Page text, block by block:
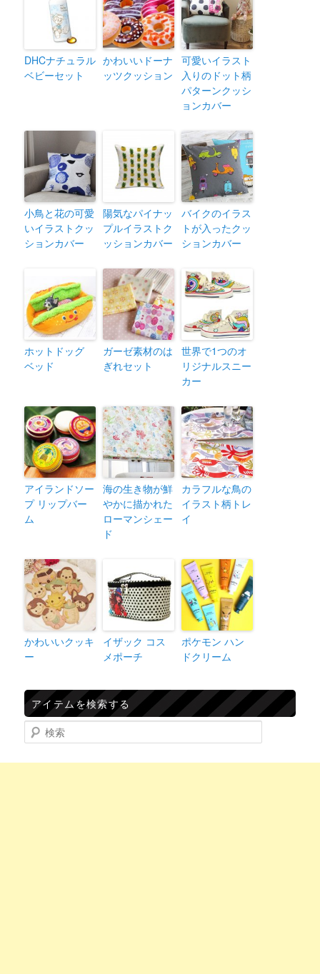
DHCナチュラル
ベビーセット
かわいいドーナ
ッツクッション
可愛いイラスト
入りのドット柄
パターンクッシ
ョンカバー
小鳥と花の可愛
いイラストクッ
ションカバー
陽気なパイナッ
プルイラストク
ッションカバー
バイクのイラス
トが入ったクッ
ションカバー
ホットドッグ
ベッド
ガーゼ素材のは
ぎれセット
世界で1つのオ
リジナルスニー
カー
アイランドソー
プ リップバー
ム
海の生き物が鮮
やかに描かれた
ローマンシェー
ド
カラフルな鳥の
イラスト柄トレ
イ
かわいいクッキ
ー
イザック コス
メポーチ
ポケモン ハン
ドクリーム
アイテムを検索する
検索